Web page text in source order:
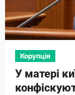
Корупція
У матері